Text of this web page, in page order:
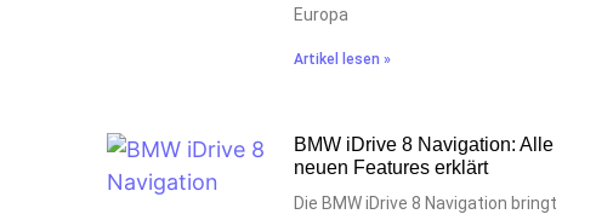
Europa
Artikel lesen »
BMW iDrive 8 Navigation: Alle
neuen Features erklärt
Die BMW iDrive 8 Navigation bringt